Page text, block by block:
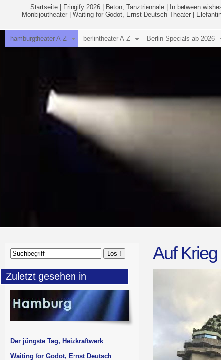
Startseite Fringify 2026 Beton, Tanztriennale
In between
Monbijoutheater
Waiting for Godot, Ernst Deutsch Theater
hamburgtheater A-Z berlintheater A-Z Berlin Specials ab 2026
Auf
Zuletzt gesehen in
Der jüngste Tag, Heizkraftwerk
Waiting for Godot, Ernst Deutsch